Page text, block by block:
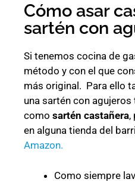
Cómo asar
sartén con
Si tenemos cocina de
método y con el que
más original. Para ello
una sartén con
como sartén castañera,
en alguna tienda del
Amazon.
Como siempre